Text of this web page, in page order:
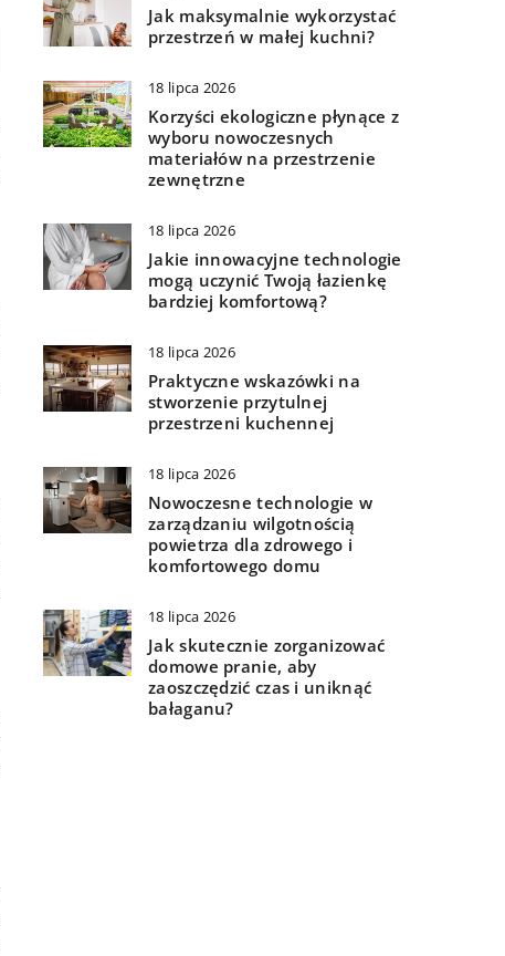
Jak maksymalnie wykorzystać
przestrzeń w małej kuchni?
18 lipca 2026
Korzyści ekologiczne płynące z
wyboru nowoczesnych
materiałów na przestrzenie
zewnętrzne
18 lipca 2026
Jakie innowacyjne technologie
mogą uczynić Twoją łazienkę
bardziej komfortową?
18 lipca 2026
Praktyczne wskazówki na
stworzenie przytulnej
przestrzeni kuchennej
18 lipca 2026
Nowoczesne technologie w
zarządzaniu wilgotnością
powietrza dla zdrowego i
komfortowego domu
18 lipca 2026
Jak skutecznie zorganizować
domowe pranie, aby
zaoszczędzić czas i uniknąć
bałaganu?